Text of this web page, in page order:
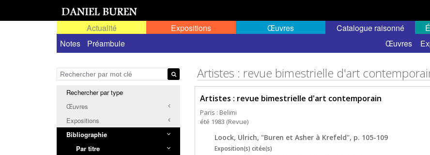
Actualité Expositions Œuvres
Catalogue raisonné
Notes
Préambule Œuvres
Rechercher par type
Œuvres
Expositions
Bibliographie
Par titre
Artistes : revue bimestrielle d'art
Artistes : revue bimestrielle d'art contemporain
Paris : Belimi
été 1983 (Revue)
Loock, Ulrich, "Buren et Asher à Krefeld", p. 105-109
Exposition(s) citée(s)